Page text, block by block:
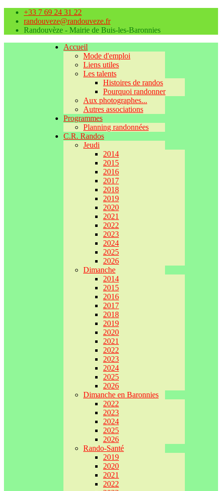
+33 7 69 24 31 22
randouveze@randouveze.fr
Randouvèze - Mairie de Buis-les-Baronnies
Accueil
Mode d'emploi
Liens utiles
Les talents
Histoires de randos
Pourquoi randonner
Aux photographes...
Autres associations
Programmes
Planning randonnées
C.R. Randos
Jeudi
2014
2015
2016
2017
2018
2019
2020
2021
2022
2023
2024
2025
2026
Dimanche
2014
2015
2016
2017
2018
2019
2020
2021
2022
2023
2024
2025
2026
Dimanche en Baronnies
2022
2023
2024
2025
2026
Rando-Santé
2019
2020
2021
2022